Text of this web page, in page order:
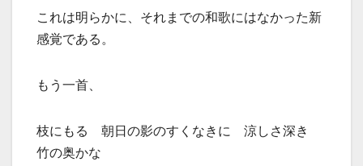
これは明らかに、それまでの和歌にはなかった新
感覚である。
もう一首、
枝にもる 朝日の影のすくなきに 涼しさ深き
竹の奥かな